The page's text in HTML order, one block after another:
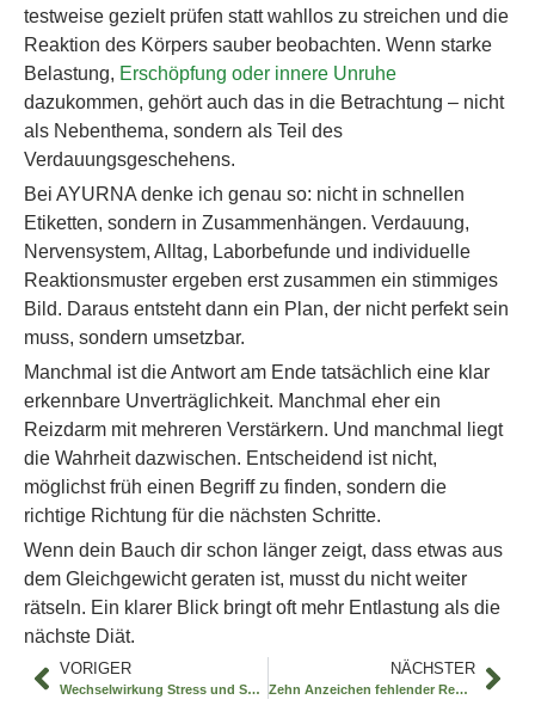
testweise gezielt prüfen statt wahllos zu streichen und die
Reaktion des Körpers sauber beobachten. Wenn starke
Belastung, Erschöpfung oder innere Unruhe
dazukommen, gehört auch das in die Betrachtung – nicht
als Nebenthema, sondern als Teil des
Verdauungsgeschehens.
Bei AYURNA denke ich genau so: nicht in schnellen
Etiketten, sondern in Zusammenhängen. Verdauung,
Nervensystem, Alltag, Laborbefunde und individuelle
Reaktionsmuster ergeben erst zusammen ein stimmiges
Bild. Daraus entsteht dann ein Plan, der nicht perfekt sein
muss, sondern umsetzbar.
Manchmal ist die Antwort am Ende tatsächlich eine klar
erkennbare Unverträglichkeit. Manchmal eher ein
Reizdarm mit mehreren Verstärkern. Und manchmal liegt
die Wahrheit dazwischen. Entscheidend ist nicht,
möglichst früh einen Begriff zu finden, sondern die
richtige Richtung für die nächsten Schritte.
Wenn dein Bauch dir schon länger zeigt, dass etwas aus
dem Gleichgewicht geraten ist, musst du nicht weiter
rätseln. Ein klarer Blick bringt oft mehr Entlastung als die
nächste Diät.
VORIGER
Wechselwirkung Stress und Schilddrüse
NÄCHSTER
Zehn Anzeichen fehlender Regeneration